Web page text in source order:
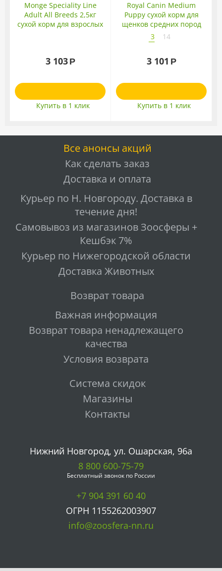
Monge Speciality Line
Adult All Breeds 2,5кг
сухой корм для взрослых
3 103 Р
Купить в 1 клик
Royal Canin Medium
Puppy сухой корм для
щенков средних пород
3
14
3 101 Р
Купить в 1 клик
Все анонсы акций
Как сделать заказ
Доставка и оплата
Курьер по Н. Новгороду. Доставка в
течение дня!
Самовывоз из магазинов Зоосферы +
Кешбэк 7%
Курьер по Нижегородской области
Доставка Животных
Возврат товара
Важная информация
Возврат товара ненадлежащего
качества
Условия возврата
Система скидок
Магазины
Контакты
Нижний Новгород, ул. Ошарская, 96а
8 800 600-75-79
Бесплатный звонок по России
+7 904 391 60 40
ОГРН 1155262003907
info@zoosfera-nn.ru